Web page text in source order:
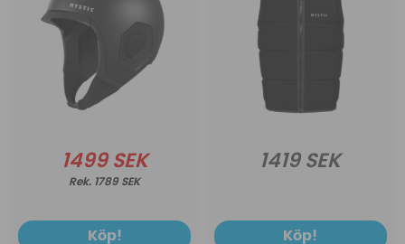
1499 SEK
1789 SEK
Köp!
1419 SEK
Köp!